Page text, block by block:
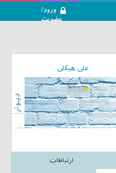
ورود/
عضویت
علی هیکلی
علی هیکلی
ارتباطات